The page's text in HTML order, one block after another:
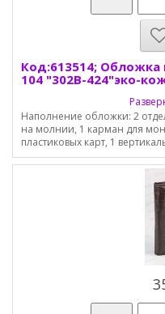
Код:613514; Обложка
104 "302B-424"эко-
Наполнение обложки: 2
на молнии, 1 карман для
пластиковых карт, 1